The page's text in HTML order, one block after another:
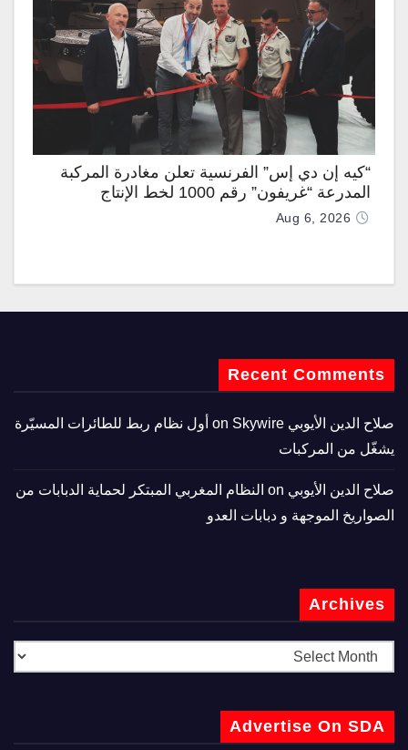
“كيه إن دي إس” الفرنسية تعلن مغادرة المركبة
المدرعة “غريفون” رقم 1000 لخط الإنتاج
Aug 6, 2026
Recent Comments
صلاح الدين الأيوبي
Skywire أول نظام ربط للطائرات المسيّرة
يشغّل من المركبات
صلاح الدين الأيوبي
النظام المغربي المبتكر لحماية الدبابات من
الصواريخ الموجهة و دبابات العدو
Archives
Advertise On SDA